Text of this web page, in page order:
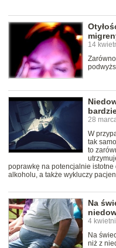
14
28
W
tak
to
poprawkę na potencjalnie
alkoholu, a także wykluczy
Na
4
Na
niż z